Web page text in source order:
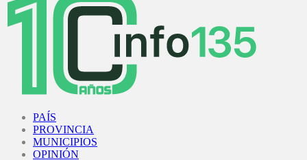
PAÍS
PROVINCIA
MUNICIPIOS
OPINIÓN